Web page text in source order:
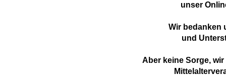
unser
Wir bedanken
und
Aber keine Sorge,